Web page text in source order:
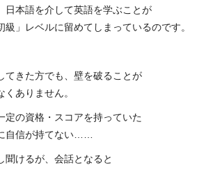
日本語を介して英語を学ぶことが
」レベルに留めてしまっているのです。
てきた方でも、壁を破ることが
ありません。
定の資格・スコアを持っていた
自信が持てない……
聞けるが、会話となると